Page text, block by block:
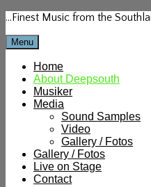
Skip
content
…Finest Music from the
Menu
Home
About Deepsouth
Musiker
Media
Sound Samples
Video
Gallery / Fotos
Gallery / Fotos
Live on Stage
Contact